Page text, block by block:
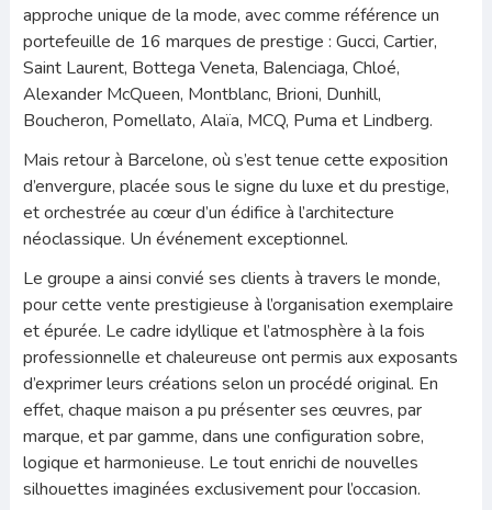
approche unique de la mode, avec comme référence un
portefeuille de 16 marques de prestige : Gucci, Cartier,
Saint Laurent, Bottega Veneta, Balenciaga, Chloé,
Alexander McQueen, Montblanc, Brioni, Dunhill,
Boucheron, Pomellato, Alaïa, MCQ, Puma et Lindberg.
Mais retour à Barcelone, où s’est tenue cette exposition
d’envergure, placée sous le signe du luxe et du prestige,
et orchestrée au cœur d’un édifice à l’architecture
néoclassique. Un événement exceptionnel.
Le groupe a ainsi convié ses clients à travers le monde,
pour cette vente prestigieuse à l’organisation exemplaire
et épurée. Le cadre idyllique et l’atmosphère à la fois
professionnelle et chaleureuse ont permis aux exposants
d’exprimer leurs créations selon un procédé original. En
effet, chaque maison a pu présenter ses œuvres, par
marque, et par gamme, dans une configuration sobre,
logique et harmonieuse. Le tout enrichi de nouvelles
silhouettes imaginées exclusivement pour l’occasion.